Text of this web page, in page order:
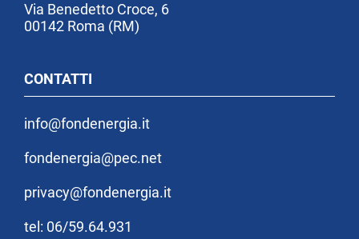
Via Benedetto Croce, 6
00142 Roma (RM)
CONTATTI
info@fondenergia.it
fondenergia@pec.net
privacy@fondenergia.it
tel: 06/59.64.931